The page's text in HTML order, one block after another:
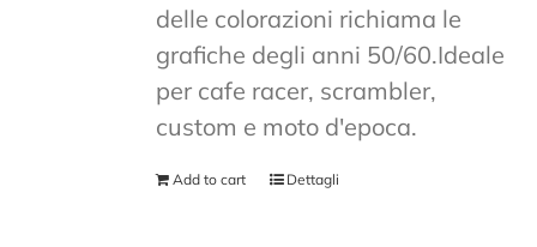
delle colorazioni richiama le
grafiche degli anni 50/60.Ideale
per cafe racer, scrambler,
custom e moto d'epoca.
Add to cart Dettagli